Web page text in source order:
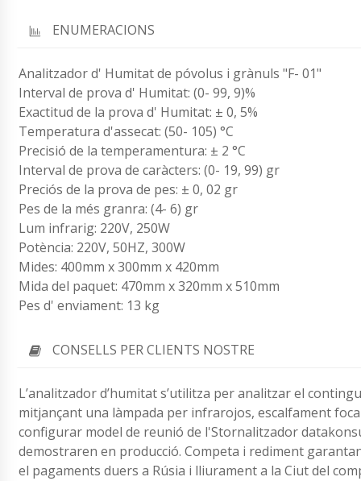
ENUMERACIONS
Analitzador d' Humitat de póvolus i grànuls "F- 01"
Interval de prova d' Humitat: (0- 99, 9)%
Exactitud de la prova d' Humitat: ± 0, 5%
Temperatura d'assecat: (50- 105) °C
Precisió de la temperamentura: ± 2 °C
Interval de prova de caràcters: (0- 19, 99) gr
Preciós de la prova de pes: ± 0, 02 gr
Pes de la més granra: (4- 6) gr
Lum infrarig: 220V, 250W
Potència: 220V, 50HZ, 300W
Mides: 400mm x 300mm x 420mm
Mida del paquet: 470mm x 320mm x 510mm
Pes d' enviament: 13 kg
CONSELLS PER CLIENTS NOSTRE
L’analitzador d’humitat s’utilitza per analitzar el
mitjançant una làmpada per infrarojos, escalfament
configurar model de reunió de l'Stornalitzador
demostraren en producció. Competa i rediment
el pagaments duers a Rúsia i lliurament a la Ciut del